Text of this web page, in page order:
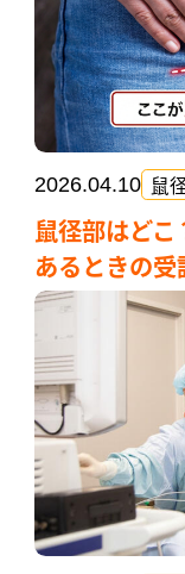
2026.04.10 鼠
鼠径部はど
あるときの受